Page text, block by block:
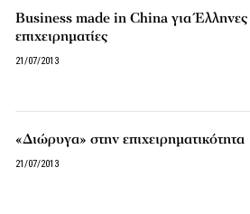
Business made in China για Έλληνες
επιχειρηματίες
21/07/2013
«Διώρυγα» στην επιχειρηματικότητα
21/07/2013